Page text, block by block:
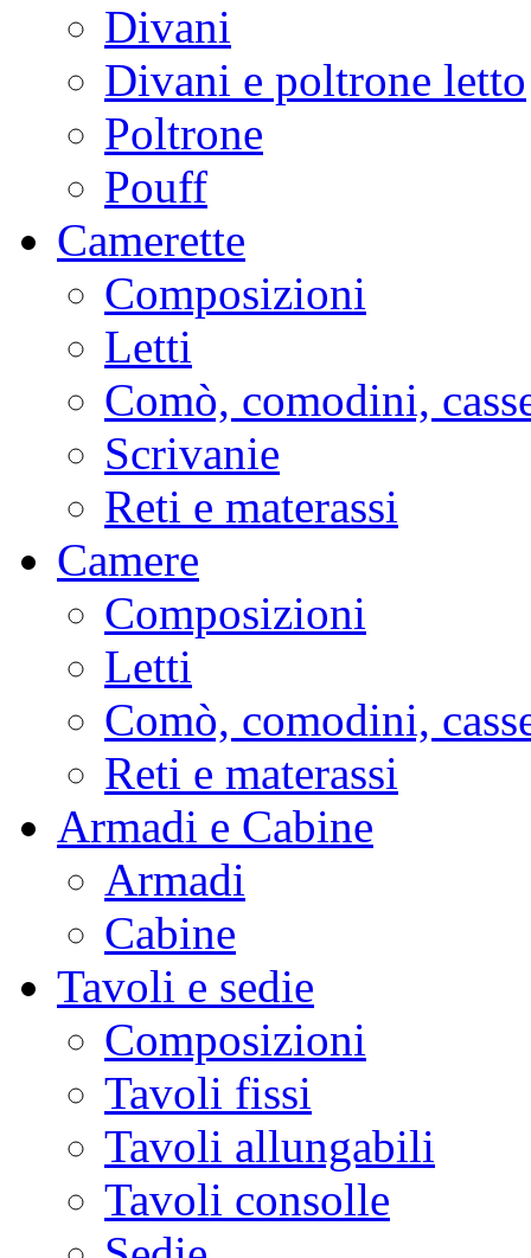
Divani
Divani e poltrone letto
Poltrone
Pouff
Camerette
Composizioni
Letti
Comò, comodini,
Scrivanie
Reti e materassi
Camere
Composizioni
Letti
Comò, comodini,
Reti e materassi
Armadi e Cabine
Armadi
Cabine
Tavoli e sedie
Composizioni
Tavoli fissi
Tavoli allungabili
Tavoli consolle